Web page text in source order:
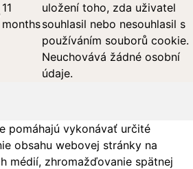
11
months
uložení toho, zda uživatel
souhlasil nebo nesouhlasil s
používáním souborů cookie.
Neuchovává žádné osobní
údaje.
pomáhajú vykonávať určité
obsahu webovej stránky na
médií, zhromažďovanie spätnej